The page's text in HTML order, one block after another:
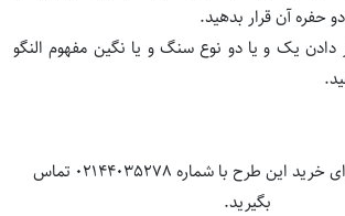
حفره آن قرار بدهید.
دادن یک و یا دو نوع سنگ و یا نگین مفهوم النگو
در صورت تمایل برای خرید این طرح با شماره 02144035278 تماس
بگیرید.